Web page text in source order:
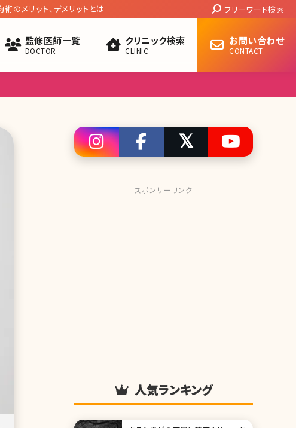
の意外なダイエット法（菜々緒・山田優・香里奈） Search:
フリーワード検索
監修医師一覧
DOCTOR
クリニック検索
CLINIC
お問い合わせ
CONTACT
スポンサーリンク
人気ランキング